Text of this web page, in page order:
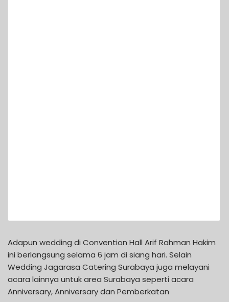
Adapun wedding di Convention Hall Arif Rahman Hakim
ini berlangsung selama 6 jam di siang hari. Selain
Wedding Jagarasa Catering Surabaya juga melayani
acara lainnya untuk area Surabaya seperti acara
Anniversary, Anniversary dan Pemberkatan